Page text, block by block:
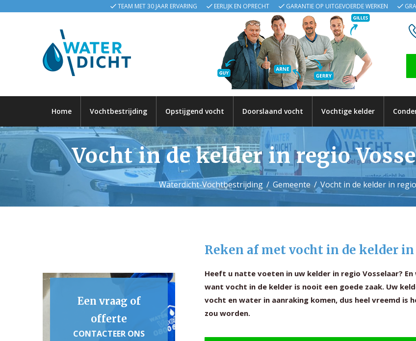
TEAM MET 30 JAAR ERVARING EERLIJK EN OPRECHT GARANTIE OP UITGEVOERDE WERKEN
Home Vochtbestrijding Opstijgend vocht Doorslaand vocht Vochtige kelder
Vocht in de kelder in regio
Waterdicht-Vochtbestrijding Gemeente Vocht in de kelder in
Een vraag of
offerte
CONTACTEER ONS
Reken af met vocht in de kelder
Heeft u natte voeten in uw kelder in regio Vosselaar?
want vocht in de kelder is nooit een goede zaak. Uw
vocht en water in aanraking komen, dus heel vreemd
zou worden.